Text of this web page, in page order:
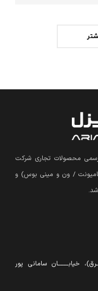
رسمی محصولات تجاری شرکت
/ ون و مینی بوس) و
خیابـــــــان سامانی پور